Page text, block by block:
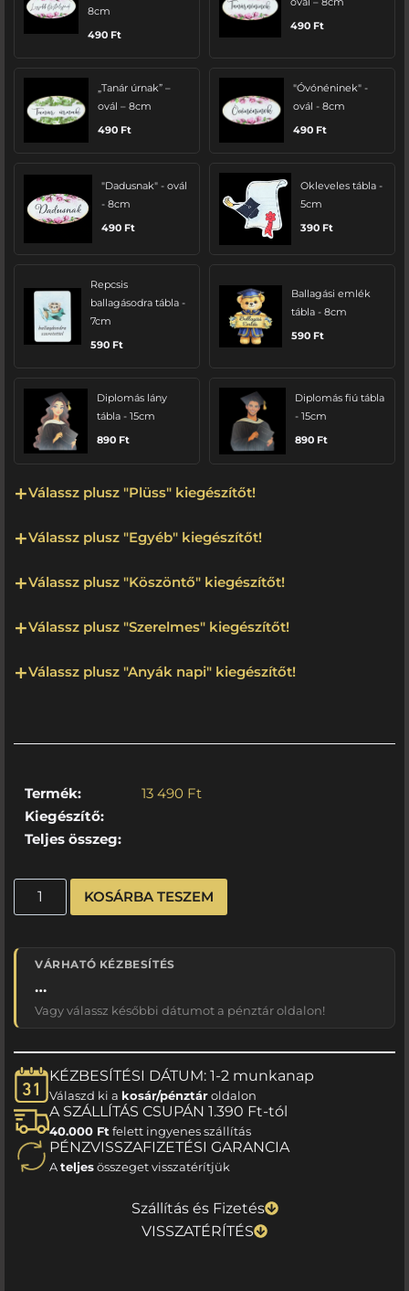
8cm
490 Ft
490 Ft
„Tanár úrnak” –
ovál – 8cm
490 Ft
"Óvónéninek" -
ovál - 8cm
490 Ft
"Dadusnak" - ovál
- 8cm
490 Ft
Okleveles tábla -
5cm
390 Ft
Repcsis
ballagásodra tábla -
7cm
590 Ft
Ballagási emlék
tábla - 8cm
590 Ft
Diplomás lány
tábla - 15cm
890 Ft
Diplomás fiú tábla
- 15cm
890 Ft
Válassz plusz "Plüss" kiegészítőt!
Válassz plusz "Egyéb" kiegészítőt!
Válassz plusz "Köszöntő" kiegészítőt!
Válassz plusz "Szerelmes" kiegészítőt!
Válassz plusz "Anyák napi" kiegészítőt!
Termék: 13 490 Ft
Kiegészítő:
Teljes összeg:
KOSÁRBA TESZEM
VÁRHATÓ KÉZBESÍTÉS
…
Vagy válassz későbbi dátumot a pénztár oldalon!
KÉZBESÍTÉSI DÁTUM: 1-2 munkanap
Válaszd ki a kosár/pénztároldalon
A SZÁLLÍTÁS CSUPÁN 1.390 Ft-tól
40.000 Ftfelett ingyenes szállítás
PÉNZVISSZAFIZETÉSI GARANCIA
Ateljesösszeget visszatérítjük
Szállítás és Fizetés
VISSZATÉRÍTÉS